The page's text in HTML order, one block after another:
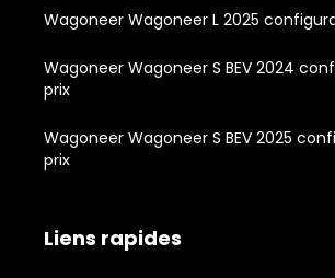
Wagoneer Wagoneer L 2025
Wagoneer Wagoneer S BEV 2024
prix
Wagoneer Wagoneer S BEV 2025
prix
Liens rapides